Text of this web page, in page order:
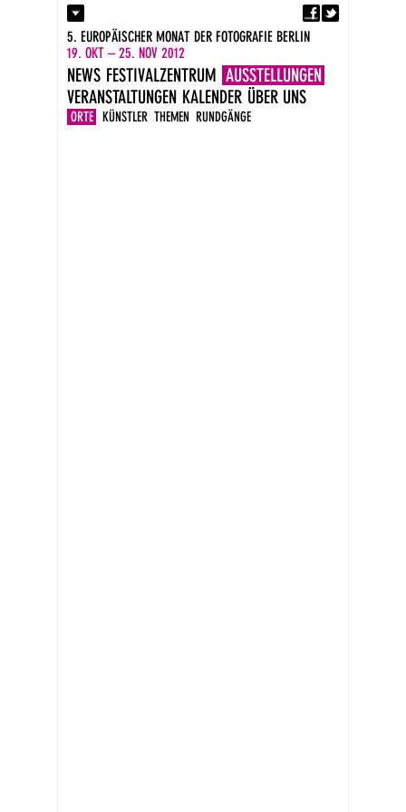
Kontakt
Presse
Impressum
DE
EN
5. EUROPÄISCHER MONAT DER FOTOGRAFIE BERLIN
19. OKT – 25. NOV 2012
NEWS FESTIVALZENTRUM AUSSTELLUNGEN
ORTE KÜNSTLER THEMEN RUNDGÄNGE
VERANSTALTUNGEN KALENDER ÜBER UNS